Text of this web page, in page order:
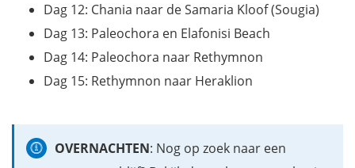
Dag 12: Chania naar de Samaria Kloof (Sougia)
Dag 13: Paleochora en Elafonisi Beach
Dag 14: Paleochora naar Rethymnon
Dag 15: Rethymnon naar Heraklion
OVERNACHTEN: Nog op zoek naar een